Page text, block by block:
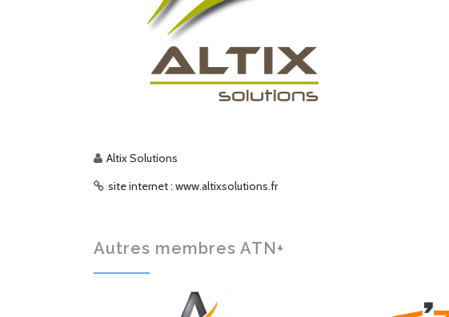
Altix Solutions
site internet : www.altixsolutions.fr
Autres membres ATN+